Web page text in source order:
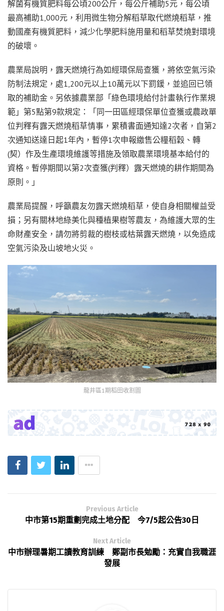
解菌有機質肥料每公頃200公斤，每公斤補助5元，每公頃
最高補助1,000元，利用微生物分解稻草取代燃燒稻草，推
動國產有機質肥料，減少化學肥料施用量和稻草焚燒對環境
的破壞。
農業局說明，露天燃燒行為如經環保局查獲，將依空氣污染
防制法規定，處1,200元以上10萬元以下罰鍰，並追回已領
取的補助金。另依據農業部「綠色環境給付計畫執行作業規
範」第5點第9款規定：「同一田區經環保單位查獲或農政單
位判釋有露天燃燒稻草情事，累積書面通知達2次者，自第2
次通知送達日起1年內，暫停1次申報繳售公糧稻穀、轉
(契）作及生產環境維護等措施及領取農業環境基本給付的
資格。暫停期間以第2次查獲(判釋）露天燃燒的耕作期間為
原則。」
農業局提醒，呼籲農友勿露天燃燒稻草，使自身相關權益受
損；另有關林地綠美化與種植果樹等農友，為維護大眾的生
命財產安全，請勿將剪裁的樹枝或枯葉露天燃燒，以免造成
空氣污染及山坡地火災。
龍井區1期稻田收割圖
Previous Article
中市第15期重劃完成土地分配 今7/5起公告30日
Next Article
中市辦理暑期工讀教育訓練 鄭副市長勉勵：充實自我職涯
發展